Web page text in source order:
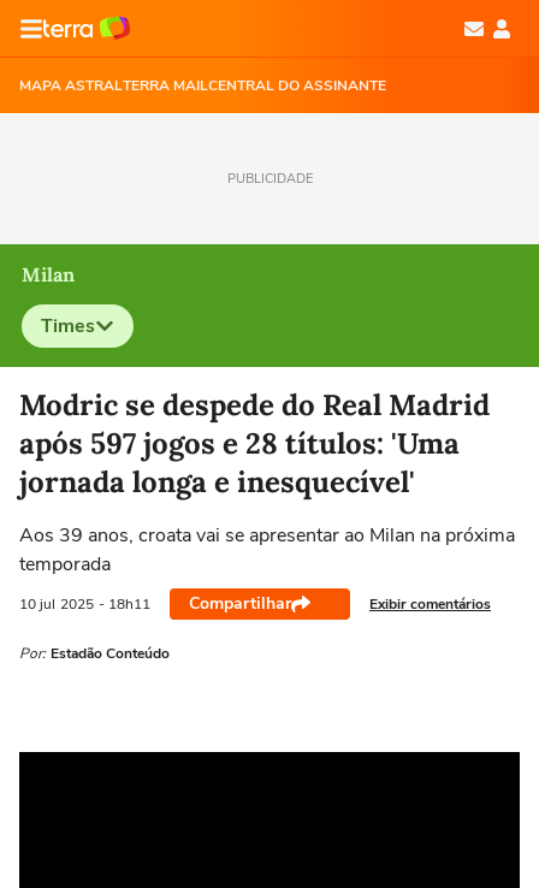
MAPA ASTRALTERRA MAILCENTRAL DO ASSINANTE
PUBLICIDADE
Milan
Times
Selecione o time para ver as notícias
Modric se despede do Real Madrid
após 597 jogos e 28 títulos: 'Uma
jornada longa e inesquecível'
Aos 39 anos, croata vai se apresentar ao Milan na próxima
temporada
10 jul 2025 - 18h11 Compartilhar Exibir comentários
Por: Estadão Conteúdo